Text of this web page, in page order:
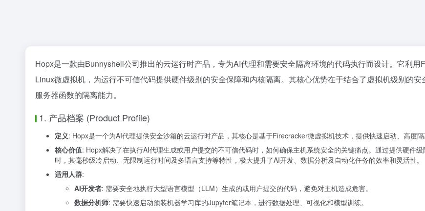
Hopx是一款由Bunnyshell公司推出的云运行时产品，专为AI代理和需要安全隔离环境的代码执行而设计。它利
Linux微虚拟机，为运行不可信代码提供硬件级别的安全保障和内核隔离。其核心优势在于结合了虚拟机级别的
服务器函数的隔离能力。
1. 产品档案 (Product Profile)
定义: Hopx是一个为AI代理提供安全沙箱的云运行时产品，其核心是基于Firecracker微虚拟机技术，提供快速启动、高度
核心价值: Hopx解决了在执行AI代理生成或用户提交的不可信代码时，如何确保主机系统安全的关键痛点。通过提供硬件
时，其毫秒级冷启动、无限制运行时间及多语言支持等特性，极大提升了AI开发、数据分析及自动化任务的效率和灵活性。
适用人群:
AI开发者: 需要安全地执行大型语言模型（LLM）生成的或用户提交的代码，避免对主机造成危害。
数据分析师: 需要快速启动预装机器学习库的Jupyter笔记本，进行数据处理、可视化和模型训练。